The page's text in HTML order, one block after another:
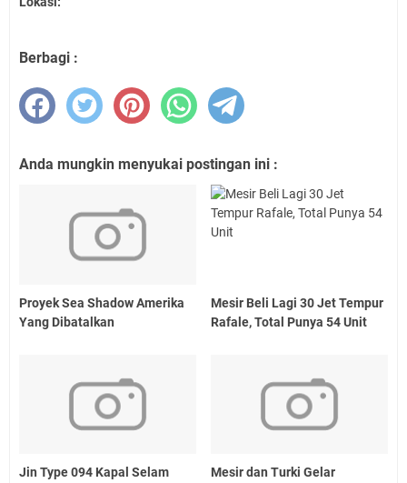
Berbagi :
Anda mungkin menyukai postingan ini :
Proyek Sea Shadow Amerika
Yang Dibatalkan
Mesir Beli Lagi 30 Jet Tempur
Rafale, Total Punya 54 Unit
Jin Type 094 Kapal Selam
Mesir dan Turki Gelar